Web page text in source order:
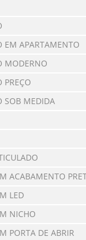
EM APARTAMENTO
MODERNO
PREÇO
SOB MEDIDA
ACABAMENTO
LED
NICHO
PORTA DE ABRIR